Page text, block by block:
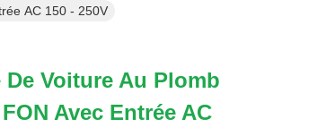
AC 150 - 250V
Voiture Au Plomb
Avec Entrée AC